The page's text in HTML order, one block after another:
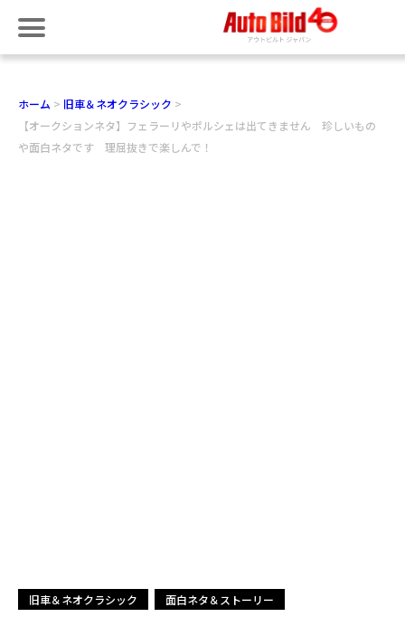
ホーム
旧車＆ネオクラシック
【オークションネタ】フェラーリやポルシェは出てきません 珍しいもの
や面白ネタです 理屈抜きで楽しんで！
旧車＆ネオクラシック 面白ネタ＆ストーリー